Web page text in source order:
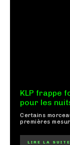
KLP frappe
pour les
Certains
premières
LIRE LA SUITE